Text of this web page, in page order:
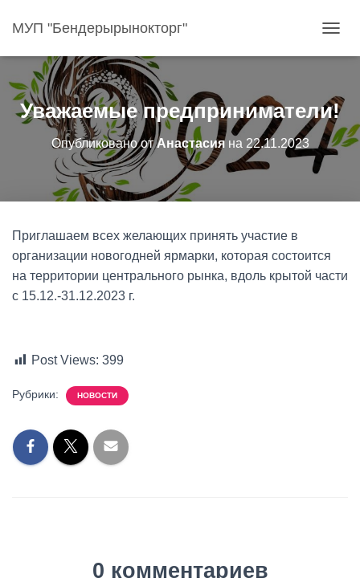
МУП "Бендерырынокторг"
Е
К
Л
Ю
Ч
Уважаемые предприниматели!
Опубликовано отАнастасияна 22.11.2023
Приглашаем всех желающих принять участие в
организации новогодней ярмарки, которая состоится
на территории центрального рынка, вдоль крытой части
с 15.12.-31.12.2023 г.
Post Views: 399
Рубрики: НОВОСТИ
0 комментариев